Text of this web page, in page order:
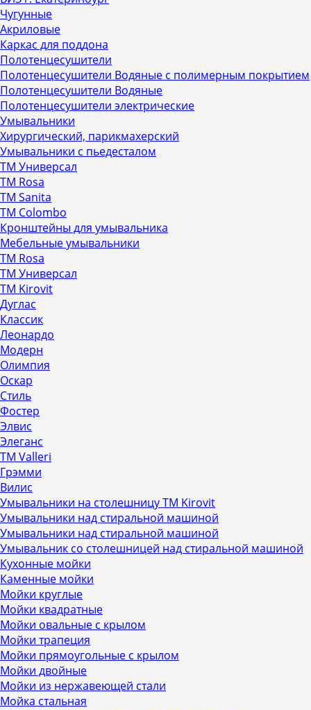
Чугунные
Акриловые
Каркас для поддона
Полотенцесушители
Полотенцесушители Водяные с полимерным покрытием
Полотенцесушители Водяные
Полотенцесушители электрические
Умывальники
Хирургический, парикмахерский
Умывальники с пьедесталом
ТМ Универсал
ТМ Rosa
ТМ Sanita
ТМ Colombo
Кронштейны для умывальника
Мебельные умывальники
ТМ Rosa
ТМ Универсал
ТМ Kirovit
Дуглас
Классик
Леонардо
Модерн
Олимпия
Оскар
Стиль
Фостер
Элвис
Элеганс
ТМ Valleri
Грэмми
Вилис
Умывальники на столешницу ТМ Kirovit
Умывальники над стиральной машиной
Умывальники над стиральной машиной
Умывальник со столешницей над стиральной машиной
Кухонные мойки
Каменные мойки
Мойки круглые
Мойки квадратные
Мойки овальные с крылом
Мойки трапеция
Мойки прямоугольные с крылом
Мойки двойные
Мойки из нержавеющей стали
Мойка стальная